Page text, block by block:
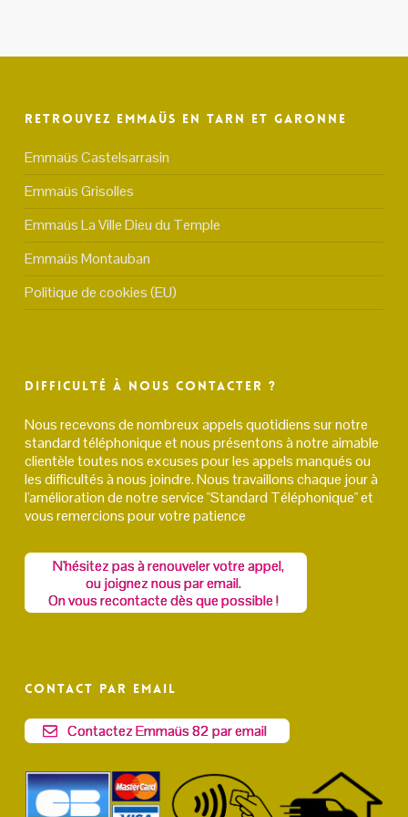
Retrouvez Emmaüs en Tarn et Garonne
Emmaüs Castelsarrasin
Emmaüs Grisolles
Emmaüs La Ville Dieu du Temple
Emmaüs Montauban
Politique de cookies (EU)
Difficulté à nous contacter ?
Nous recevons de nombreux appels quotidiens sur notre
standard téléphonique et nous présentons à notre aimable
clientèle toutes nos excuses pour les appels manqués ou
les difficultés à nous joindre. Nous travaillons chaque jour à
l'amélioration de notre service "Standard Téléphonique" et
vous remercions pour votre patience
N'hésitez pas à renouveler votre appel,
ou joignez nous par email.
On vous recontacte dès que possible !
Contact par email
Contactez Emmaüs 82 par email